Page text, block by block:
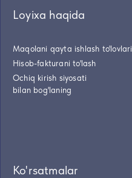
Loyixa haqida
Maqolani qayta ishlash to'lovlari
Hisob-fakturani to'lash
Ochiq kirish siyosati
bilan bog'laning
Ko'rsatmalar